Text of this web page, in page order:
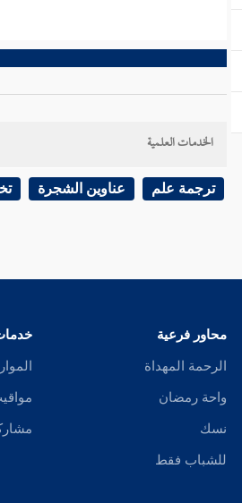
الخدمات العلمية
ترجمة علم عناوين الشجرة
محاور فرعية
الرحمة المهداة
واحة رمضان
نسك
للشباب فقط